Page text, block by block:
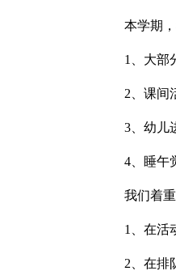
本学期
1、大部
2、课间
3、幼儿
4、睡午
我们着
1、在活
2、在排